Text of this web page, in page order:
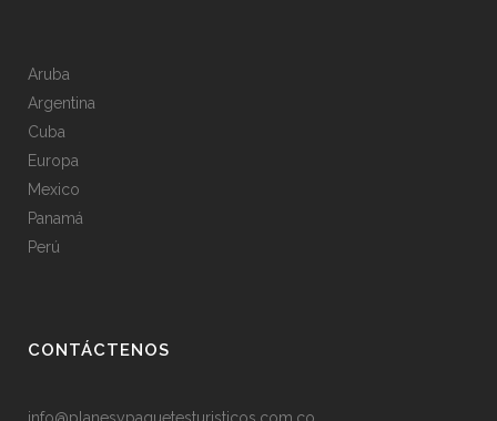
Aruba
Argentina
Cuba
Europa
Mexico
Panamá
Perú
CONTÁCTENOS